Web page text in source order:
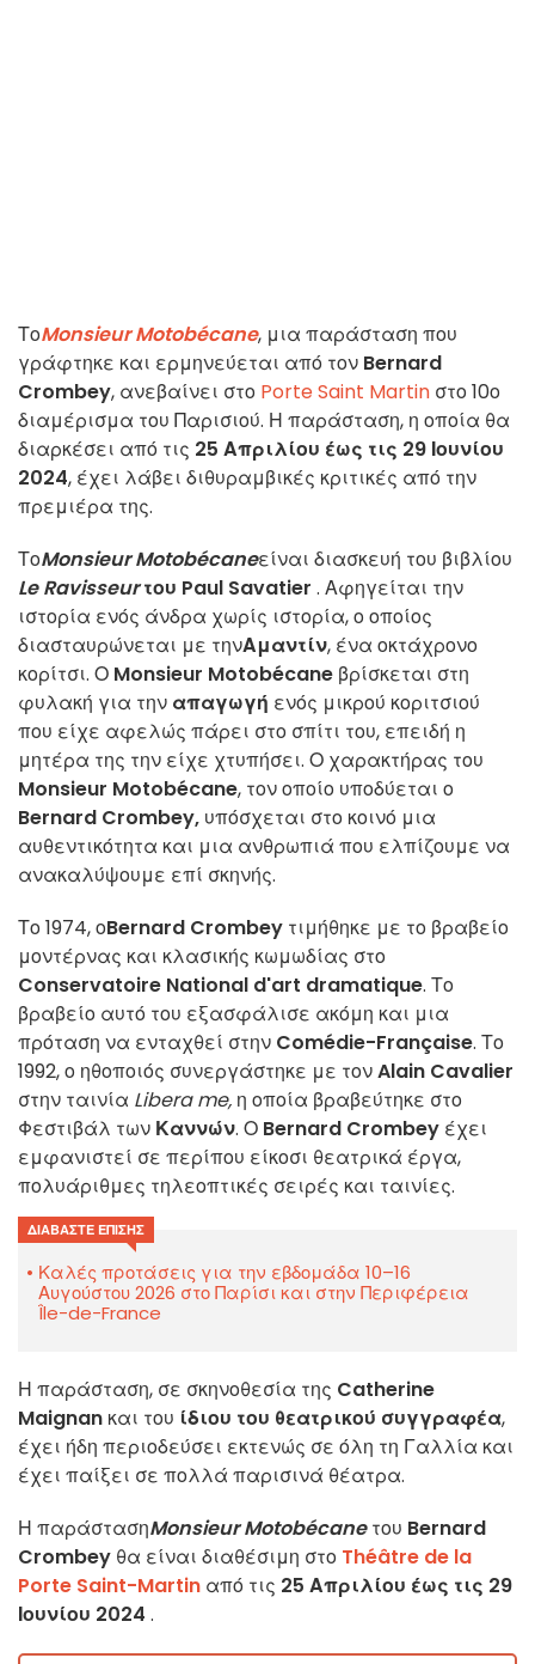
ΤοMonsieur Motobécane, μια παράσταση που
γράφτηκε και ερμηνεύεται από τον Bernard
Crombey, ανεβαίνει στο Porte Saint Martin στο 10ο
διαμέρισμα του Παρισιού. Η παράσταση, η οποία θα
διαρκέσει από τις 25 Απριλίου έως τις 29 Ιουνίου
2024, έχει λάβει διθυραμβικές κριτικές από την
πρεμιέρα της.
ΤοMonsieur Motobécaneείναι διασκευή του βιβλίου
Le Ravisseurτου Paul Savatier . Αφηγείται την
ιστορία ενός άνδρα χωρίς ιστορία, ο οποίος
διασταυρώνεται με τηνΑμαντίν, ένα οκτάχρονο
κορίτσι. Ο Monsieur Motobécane βρίσκεται στη
φυλακή για την απαγωγή ενός μικρού κοριτσιού
που είχε αφελώς πάρει στο σπίτι του, επειδή η
μητέρα της την είχε χτυπήσει. Ο χαρακτήρας του
Monsieur Motobécane, τον οποίο υποδύεται ο
Bernard Crombey, υπόσχεται στο κοινό μια
αυθεντικότητα και μια ανθρωπιά που ελπίζουμε να
ανακαλύψουμε επί σκηνής.
Το 1974, οBernard Crombey τιμήθηκε με το βραβείο
μοντέρνας και κλασικής κωμωδίας στο
Conservatoire National d'art dramatique. Το
βραβείο αυτό του εξασφάλισε ακόμη και μια
πρόταση να ενταχθεί στην Comédie-Française. Το
1992, ο ηθοποιός συνεργάστηκε με τονAlain Cavalier
στην ταινία Libera me, η οποία βραβεύτηκε στο
Φεστιβάλ των Καννών. Ο Bernard Crombey έχει
εμφανιστεί σε περίπου είκοσι θεατρικά έργα,
πολυάριθμες τηλεοπτικές σειρές και ταινίες.
ΔΙΑΒΆΣΤΕ ΕΠΊΣΗΣ
Καλές προτάσεις για την εβδομάδα 10–16
Αυγούστου 2026 στο Παρίσι και στην Περιφέρεια
Île-de-France
Η παράσταση, σε σκηνοθεσία της Catherine
Maignan και του ίδιου του θεατρικού συγγραφέα,
έχει ήδη περιοδεύσει εκτενώς σε όλη τη Γαλλία και
έχει παίξει σε πολλά παρισινά θέατρα.
Η παράστασηMonsieur Motobécaneτου Bernard
Crombey θα είναι διαθέσιμη στο Théâtre de la
Porte Saint-Martin από τις 25 Απριλίου έως τις 29
Ιουνίου 2024 .